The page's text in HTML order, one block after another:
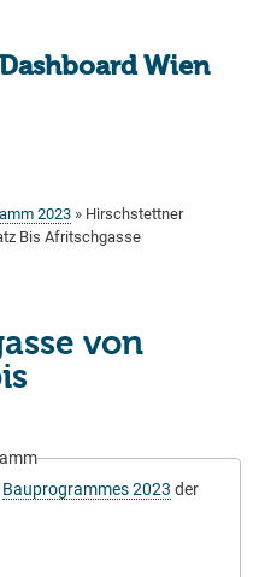
Wien
2023
Hirschstettner
Bis Afritschgasse
von
Bauprogrammes 2023 der